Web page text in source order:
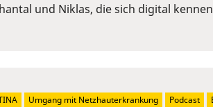
und Niklas, die sich digital
Umgang mit Netzhauterkrankung Podcast